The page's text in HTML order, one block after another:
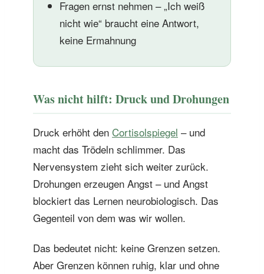
Fragen ernst nehmen – „Ich weiß
nicht wie“ braucht eine Antwort,
keine Ermahnung
Was nicht hilft: Druck und Drohungen
Druck erhöht den Cortisolspiegel – und
macht das Trödeln schlimmer. Das
Nervensystem zieht sich weiter zurück.
Drohungen erzeugen Angst – und Angst
blockiert das Lernen neurobiologisch. Das
Gegenteil von dem was wir wollen.
Das bedeutet nicht: keine Grenzen setzen.
Aber Grenzen können ruhig, klar und ohne